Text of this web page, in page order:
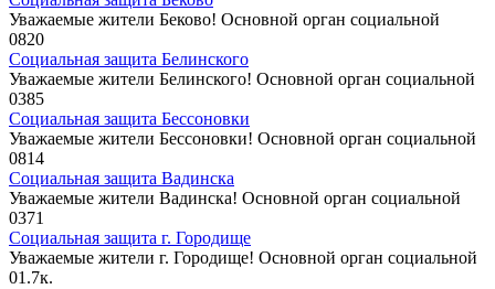
Уважаемые жители Беково! Основной орган социальной
0820
Социальная защита Белинского
Уважаемые жители Белинского! Основной орган социальной
0385
Социальная защита Бессоновки
Уважаемые жители Бессоновки! Основной орган социальной
0814
Социальная защита Вадинска
Уважаемые жители Вадинска! Основной орган социальной
0371
Социальная защита г. Городище
Уважаемые жители г. Городище! Основной орган социальной
01.7к.